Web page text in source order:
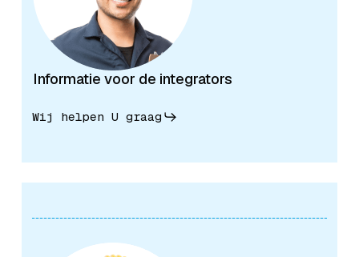
Informatie voor de integrators
Wij helpen U graag